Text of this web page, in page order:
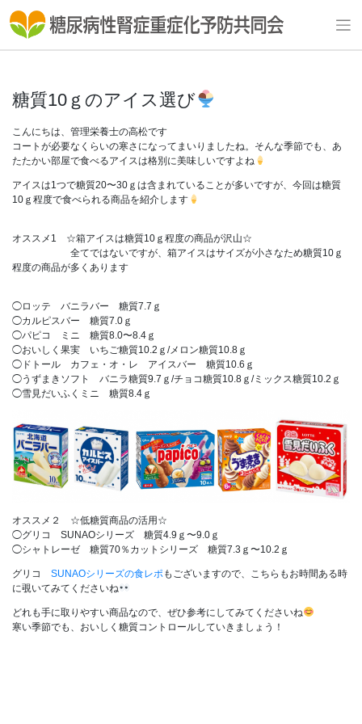
content
糖質10ｇのアイス選び
こんにちは、管理栄養士の高松です
コートが必要なくらいの寒さになってまいりましたね。そんな季節でも、あ
たたかい部屋で食べるアイスは格別に美味しいですよね
アイスは1つで糖質20〜30ｇは含まれていることが多いですが、今回は糖質
10ｇ程度で食べられる商品を紹介します
オススメ1 ☆箱アイスは糖質10ｇ程度の商品が沢山☆
全てではないですが、箱アイスはサイズが小さなため糖質10ｇ
程度の商品が多くあります
◯ロッテ バニラバー 糖質7.7ｇ
◯カルピスバー 糖質7.0ｇ
◯パピコ ミニ 糖質8.0〜8.4ｇ
◯おいしく果実 いちご糖質10.2ｇ/メロン糖質10.8ｇ
◯ドトール カフェ・オ・レ アイスバー 糖質10.6ｇ
◯うずまきソフト バニラ糖質9.7ｇ/チョコ糖質10.8ｇ/ミックス糖質10.2ｇ
◯雪見だいふくミニ 糖質8.4ｇ
オススメ２ ☆低糖質商品の活用☆
◯グリコ SUNAOシリーズ 糖質4.9ｇ〜9.0ｇ
◯シャトレーゼ 糖質70％カットシリーズ 糖質7.3ｇ〜10.2ｇ
グリコ SUNAOシリーズの食レポもございますので、こちらもお時間ある時
に覗いてみてくださいね
どれも手に取りやすい商品なので、ぜひ参考にしてみてくださいね
寒い季節でも、おいしく糖質コントロールしていきましょう！